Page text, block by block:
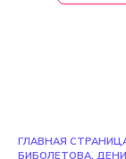
ГЛАВНАЯ
БИБОЛЕТОВА,